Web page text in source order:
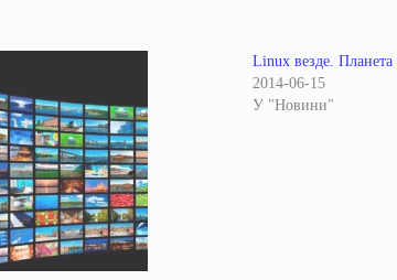
Linux везде. Планета
2014-06-15
У "Новини"